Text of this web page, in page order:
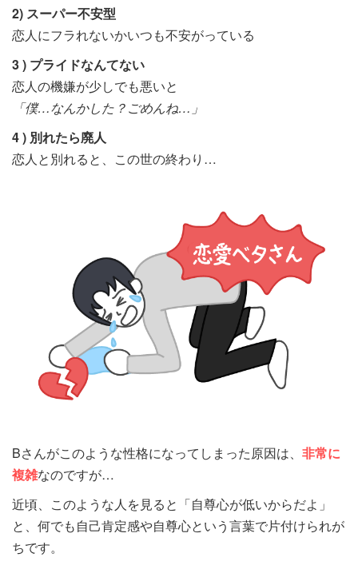
2) スーパー不安型
恋人にフラれないかいつも不安がっている
3 ) プライドなんてない
恋人の機嫌が少しでも悪いと
「僕…なんかした？ごめんね…」
4 ) 別れたら廃人
恋人と別れると、この世の終わり…
Bさんがこのような性格になってしまった原因は、 非常に
複雑なのですが…
近頃、このような人を見ると「自尊心が低いからだよ」
と、何でも自己肯定感や自尊心という言葉で片付けられが
ちです。